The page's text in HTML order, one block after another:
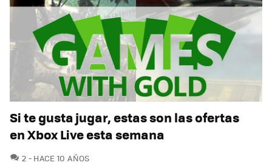
Si te gusta jugar, estas son las ofertas
en Xbox Live esta semana
2 COMENTARIOS
HACE 10 AÑOS